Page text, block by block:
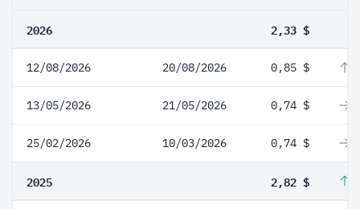
2026 2,33 $
12/08/2026 20/08/2026 0,85 $
13/05/2026 21/05/2026 0,74 $
25/02/2026 10/03/2026 0,74 $
2025 2,82 $